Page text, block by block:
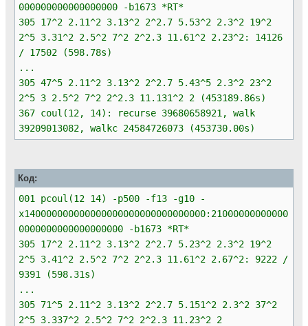
000000000000000000 -b1673 *RT*
305 17^2 2.11^2 3.13^2 2^2.7 5.53^2 2.3^2 19^2
2^5 3.31^2 2.5^2 7^2 2^2.3 11.61^2 2.23^2: 14126
/ 17502 (598.78s)
...
305 47^5 2.11^2 3.13^2 2^2.7 5.43^5 2.3^2 23^2
2^5 3 2.5^2 7^2 2^2.3 11.131^2 2 (453189.86s)
367 coul(12, 14): recurse 39680658921, walk
39209013082, walkc 24584726073 (453730.00s)
Код:
001 pcoul(12 14) -p500 -f13 -g10 -
x140000000000000000000000000000000:21000000000000
0000000000000000000 -b1673 *RT*
305 17^2 2.11^2 3.13^2 2^2.7 5.23^2 2.3^2 19^2
2^5 3.41^2 2.5^2 7^2 2^2.3 11.61^2 2.67^2: 9222 /
9391 (598.31s)
...
305 71^5 2.11^2 3.13^2 2^2.7 5.151^2 2.3^2 37^2
2^5 3.337^2 2.5^2 7^2 2^2.3 11.23^2 2